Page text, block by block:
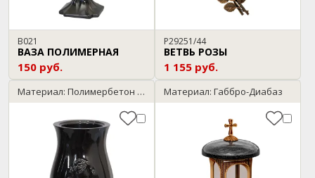
В021
ВАЗА ПОЛИМЕРНАЯ
150 руб.
P29251/44
ВЕТВЬ РОЗЫ
1 155 руб.
Материал: Полимербетон / черный Материал: Габбро-Диабаз